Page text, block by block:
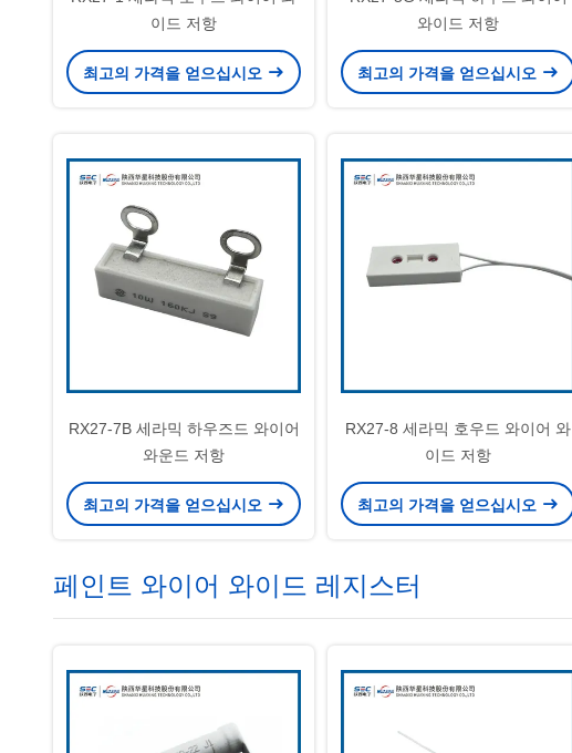
이드 저항
최고의 가격을 얻으십시오
와이드 저항
최고의 가격을 얻으십시오
RX27-7B 세라믹 하우즈드 와이어
와운드 저항
최고의 가격을 얻으십시오
RX27-8 세라믹 호우드 와이어 와
이드 저항
최고의 가격을 얻으십시오
페인트 와이어 와이드 레지스터